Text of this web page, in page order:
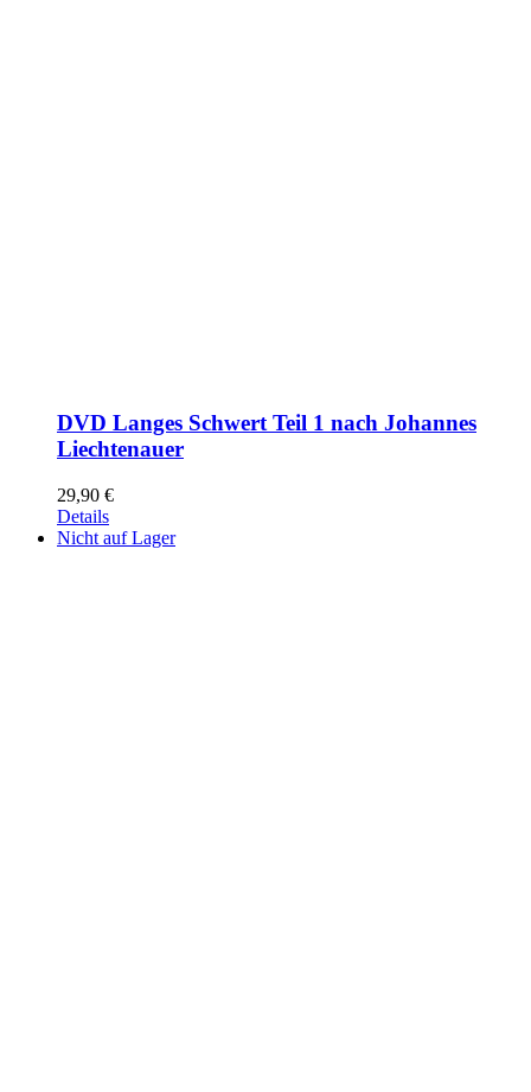
DVD Langes Schwert Teil 1 nach Johannes
Liechtenauer
29,90 €
Details
Nicht auf Lager